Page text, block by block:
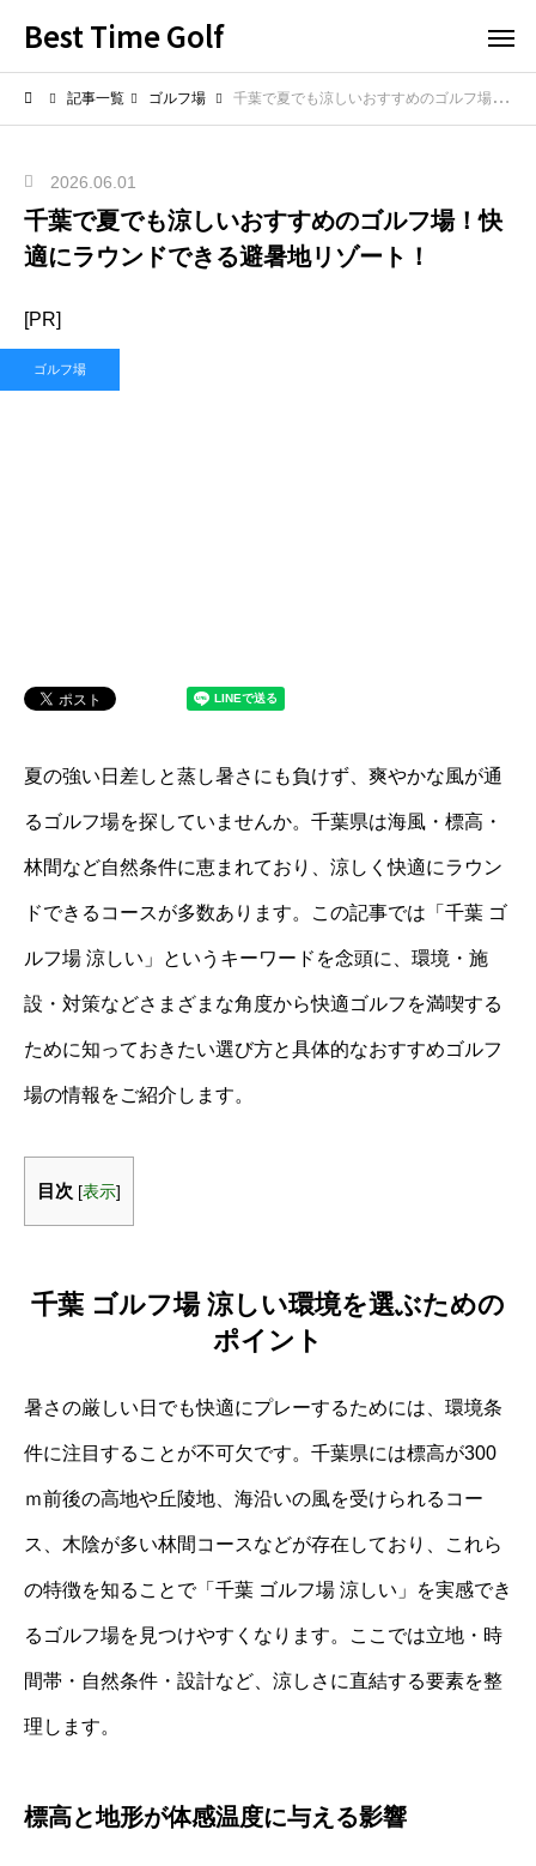
Best Time Golf
記事一覧 ゴルフ場 千葉で夏でも涼しいおすすめのゴルフ場！快適にラウンドできる避暑地リゾート！
2026.06.01
千葉で夏でも涼しいおすすめのゴルフ場！快
適にラウンドできる避暑地リゾート！
[PR]
ゴルフ場
夏の強い日差しと蒸し暑さにも負けず、爽やかな風が通
るゴルフ場を探していませんか。千葉県は海風・標高・
林間など自然条件に恵まれており、涼しく快適にラウン
ドできるコースが多数あります。この記事では「千葉 ゴ
ルフ場 涼しい」というキーワードを念頭に、環境・施
設・対策などさまざまな角度から快適ゴルフを満喫する
ために知っておきたい選び方と具体的なおすすめゴルフ
場の情報をご紹介します。
目次 [表示]
千葉 ゴルフ場 涼しい環境を選ぶための
ポイント
暑さの厳しい日でも快適にプレーするためには、環境条
件に注目することが不可欠です。千葉県には標高が300
ｍ前後の高地や丘陵地、海沿いの風を受けられるコー
ス、木陰が多い林間コースなどが存在しており、これら
の特徴を知ることで「千葉 ゴルフ場 涼しい」を実感でき
るゴルフ場を見つけやすくなります。ここでは立地・時
間帯・自然条件・設計など、涼しさに直結する要素を整
理します。
標高と地形が体感温度に与える影響